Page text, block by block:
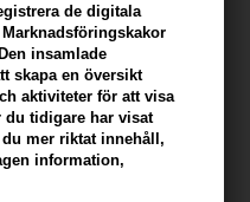
de digitala
insamlade
skapa en översikt
aktiviteter för att visa
du tidigare har visat
mer riktat innehåll,
information,